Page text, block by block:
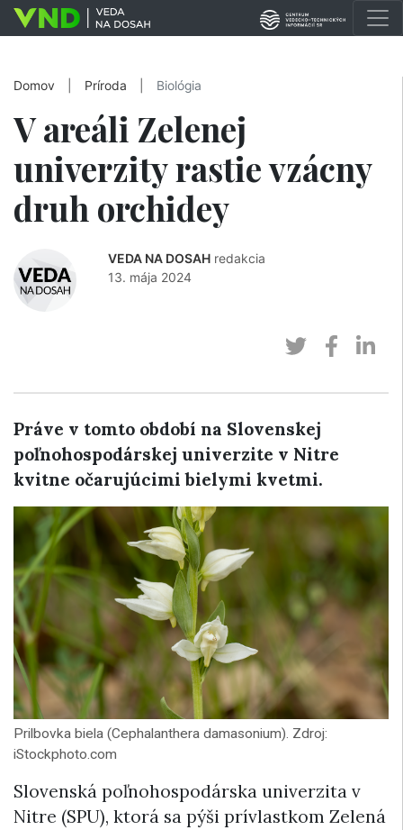
Domov Príroda Biológia
V areáli Zelenej
univerzity rastie vzácny
druh orchidey
VEDA NA DOSAH redakcia
13. mája 2024
Práve v tomto období na Slovenskej
poľnohospodárskej univerzite v Nitre
kvitne očarujúcimi bielymi kvetmi.
Prilbovka biela (Cephalanthera damasonium). Zdroj:
iStockphoto.com
Slovenská poľnohospodárska univerzita v
Nitre (SPU), ktorá sa pýši prívlastkom Zelená